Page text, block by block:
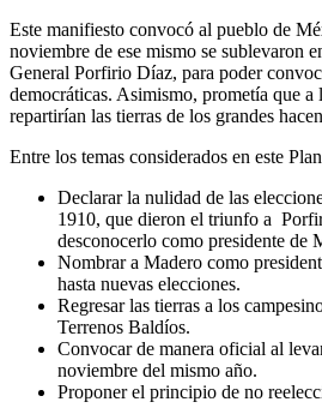
Este manifiesto convocó al pueblo de
noviembre de ese mismo se sublevaron
General Porfirio Díaz, para poder
democráticas. Asimismo, prometía que a
repartirían las tierras de los grandes
Entre los temas considerados en este
Declarar la nulidad de las
1910, que dieron el triunfo a
desconocerlo como presidente de
Nombrar a Madero como
hasta nuevas elecciones.
Regresar las tierras a los
Terrenos Baldíos.
Convocar de manera oficial al
noviembre del mismo año.
Proponer el principio de no